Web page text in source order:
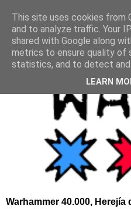
Warhammer 40.000, Herejía
This site uses cookies from
and to analyze traffic. Your
shared with Google along
metrics to ensure quality of
statistics, and to detect and
LEARN